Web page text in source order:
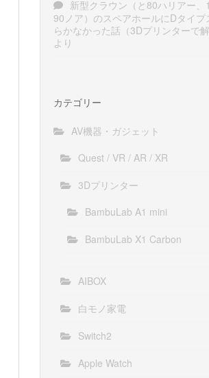
新型クラウン（と80ハリアー、
90ノア）のスペアホールにDタイプ
らかなかった話（3Dプリンターで解
より
カテゴリー
AV機器・ガジェット
Quest / VR / AR / XR
3Dプリンター
BambuLab A1 mini
BambuLab X1 Carbon
AIBOX
白モノ家電
Switch2
Apple Watch